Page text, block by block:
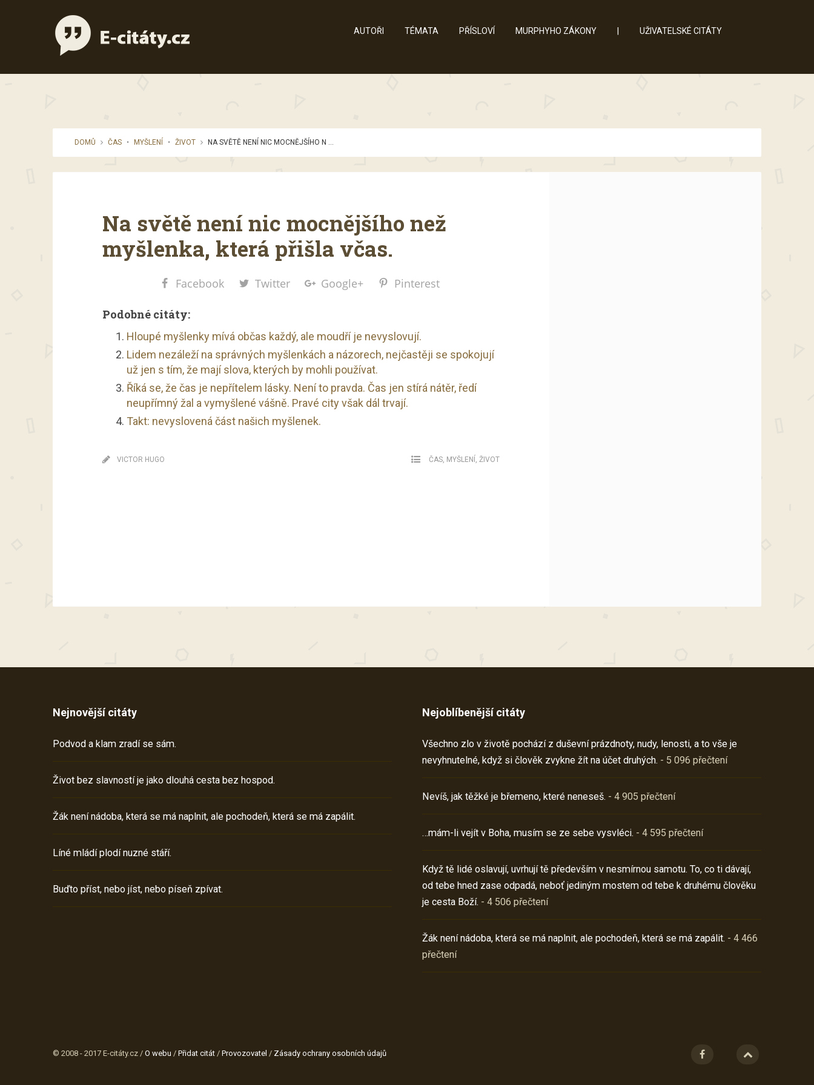
AUTOŘI TÉMATA PŘÍSLOVÍ MURPHYHO ZÁKONY UŽIVATELSKÉ CITÁTY
DOMŮ ČAS • MYŠLENÍ • ŽIVOT NA SVĚTĚ NENÍ NIC MOCNĚJŠÍHO N ...
Na světě není nic mocnějšího než
myšlenka, která přišla včas.
Facebook Twitter Google+ Pinterest
Podobné citáty:
Hloupé myšlenky mívá občas každý, ale moudří je nevyslovují.
Lidem nezáleží na správných myšlenkách a názorech, nejčastěji se spokojují
už jen s tím, že mají slova, kterých by mohli používat.
Říká se, že čas je nepřítelem lásky. Není to pravda. Čas jen stírá nátěr, ředí
neupřímný žal a vymyšlené vášně. Pravé city však dál trvají.
Takt: nevyslovená část našich myšlenek.
VICTOR HUGO ČAS, MYŠLENÍ , ŽIVOT
Nejnovější citáty
Podvod a klam zradí se sám.
Život bez slavností je jako dlouhá cesta bez hospod.
Žák není nádoba, která se má naplnit, ale pochodeň, která se má zapálit.
Líné mládí plodí nuzné stáří.
Buďto příst, nebo jíst, nebo píseň zpívat.
Nejoblíbenější citáty
Všechno zlo v životě pochází z duševní prázdnoty, nudy, lenosti, a to vše je
nevyhnutelné, když si člověk zvykne žít na účet druhých. - 5 096 přečtení
Nevíš, jak těžké je břemeno, které neneseš. - 4 905 přečtení
…mám-li vejít v Boha, musím se ze sebe vysvléci. - 4 595 přečtení
Když tě lidé oslavují, uvrhují tě především v nesmírnou samotu. To, co ti dávají,
od tebe hned zase odpadá, neboť jediným mostem od tebe k druhému člověku
je cesta Boží. - 4 506 přečtení
Žák není nádoba, která se má naplnit, ale pochodeň, která se má zapálit. - 4 466
přečtení
© 2008 - 2017 E-citáty.cz / O webu / Přidat citát / Provozovatel / Zásady ochrany osobních údajů